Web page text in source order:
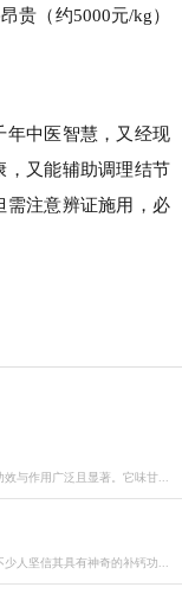
贵（约5000元/kg）
年中医智慧，又经现
，又能辅助调理结节
需注意辨证施用，必
与作用广泛且显著。它味甘...
人坚信其具有神奇的补钙功...